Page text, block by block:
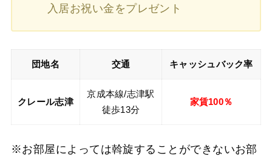
入居お祝い金をプレゼント
団地名 交通 キャッシュバック率
クレール志津
京成本線/志津駅
徒歩13分
家賃100％
※お部屋によっては斡旋することができないお部